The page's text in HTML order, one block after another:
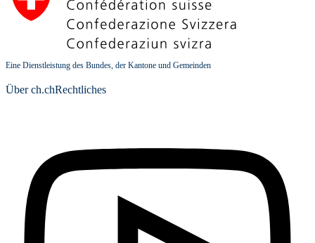
Eine Dienstleistung des Bundes, der Kantone und Gemeinden
Über ch.chRechtliches